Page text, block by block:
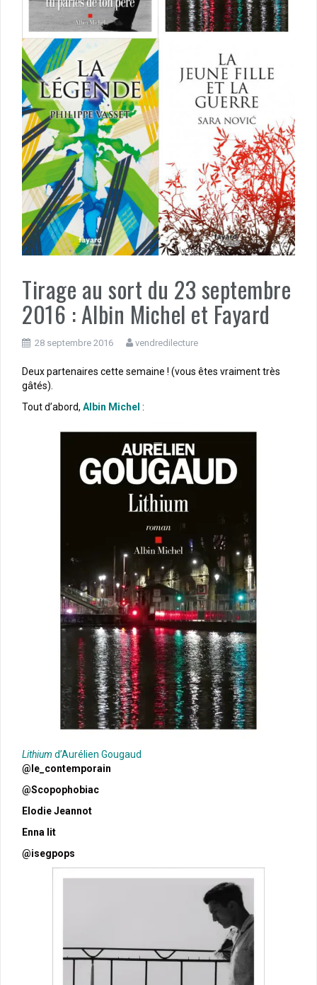
Tirage au sort du 23 septembre
2016 : Albin Michel et Fayard
28 septembre 2016 vendredilecture
Deux partenaires cette semaine ! (vous êtes vraiment très
gâtés).
Tout d’abord, Albin Michel :
Lithium d’Aurélien Gougaud
@le_contemporain
@Scopophobiac
Elodie Jeannot
Enna lit‎
@isegpops